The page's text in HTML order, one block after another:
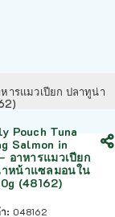
หารแมวเปียก ปลาทูน่า
Pouch Tuna
Salmon in
อาหารแมวเปียก
หน้าแซลมอนใน
(48162)
: 048162